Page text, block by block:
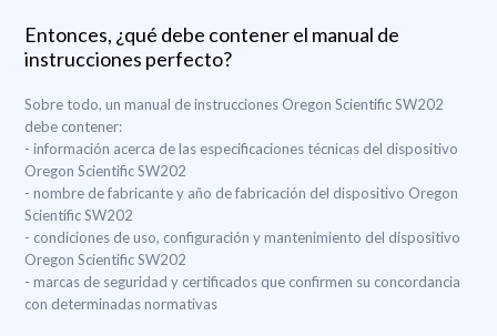
Entonces, ¿qué debe contener el manual de
instrucciones perfecto?
Sobre todo, un manual de instrucciones Oregon Scientific SW202
debe contener:
- información acerca de las especificaciones técnicas del dispositivo
Oregon Scientific SW202
- nombre de fabricante y año de fabricación del dispositivo Oregon
Scientific SW202
- condiciones de uso, configuración y mantenimiento del dispositivo
Oregon Scientific SW202
- marcas de seguridad y certificados que confirmen su concordancia
con determinadas normativas